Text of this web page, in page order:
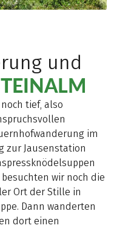
und
tief, also
im
zur Jausenstation
wir noch die
Ort der Stille in
Dann wanderten
dort einen